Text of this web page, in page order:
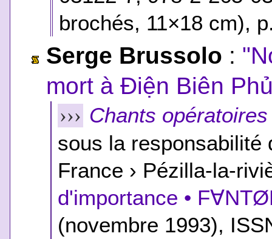
brochés, 11×18 cm),
Serge Brussolo :
mort à Điện Biên
››› Chants opératoires
sous la
France › Pézilla-la-
d'importance •
(novembre 1993),